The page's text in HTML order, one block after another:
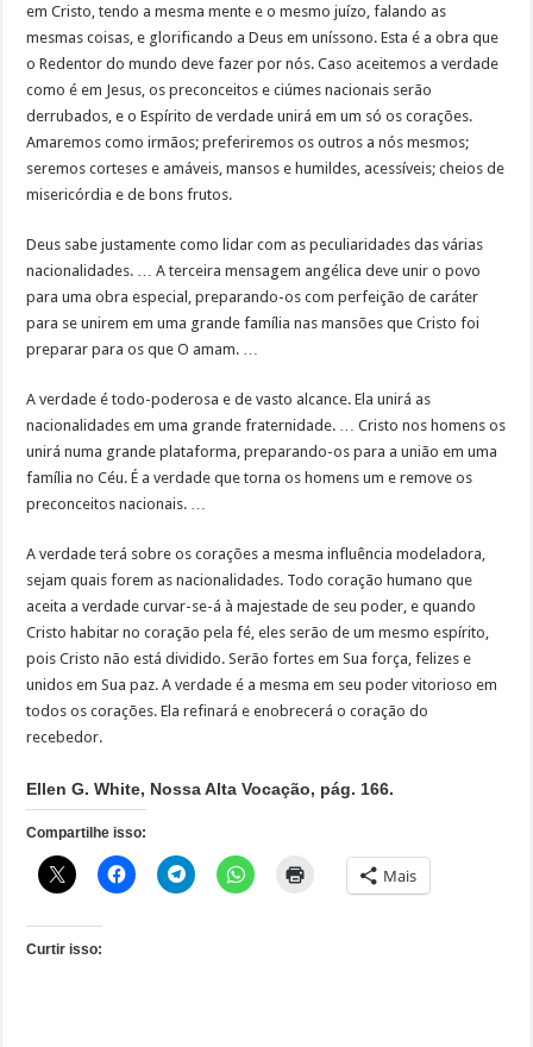
em Cristo, tendo a mesma mente e o mesmo juízo, falando as
mesmas coisas, e glorificando a Deus em uníssono. Esta é a obra que
o Redentor do mundo deve fazer por nós. Caso aceitemos a verdade
como é em Jesus, os preconceitos e ciúmes nacionais serão
derrubados, e o Espírito de verdade unirá em um só os corações.
Amaremos como irmãos; preferiremos os outros a nós mesmos;
seremos corteses e amáveis, mansos e humildes, acessíveis; cheios de
misericórdia e de bons frutos.
Deus sabe justamente como lidar com as peculiaridades das várias
nacionalidades. … A terceira mensagem angélica deve unir o povo
para uma obra especial, preparando-os com perfeição de caráter
para se unirem em uma grande família nas mansões que Cristo foi
preparar para os que O amam. …
A verdade é todo-poderosa e de vasto alcance. Ela unirá as
nacionalidades em uma grande fraternidade. … Cristo nos homens os
unirá numa grande plataforma, preparando-os para a união em uma
família no Céu. É a verdade que torna os homens um e remove os
preconceitos nacionais. …
A verdade terá sobre os corações a mesma influência modeladora,
sejam quais forem as nacionalidades. Todo coração humano que
aceita a verdade curvar-se-á à majestade de seu poder, e quando
Cristo habitar no coração pela fé, eles serão de um mesmo espírito,
pois Cristo não está dividido. Serão fortes em Sua força, felizes e
unidos em Sua paz. A verdade é a mesma em seu poder vitorioso em
todos os corações. Ela refinará e enobrecerá o coração do
recebedor.
Ellen G. White, Nossa Alta Vocação, pág. 166.
Compartilhe isso:
Mais
Curtir isso: